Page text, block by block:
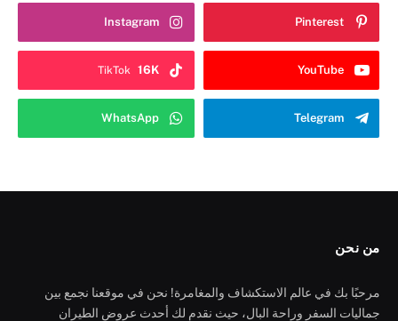
Pinterest
Instagram
YouTube
TikTok 16K
Telegram
WhatsApp
من نحن
مرحبًا بك في عالم الاستكشاف والمغامرة! نحن في موقعنا نجمع بين
جماليات السفر وراحة البال، حيث نقدم لك أحدث عروض الطيران